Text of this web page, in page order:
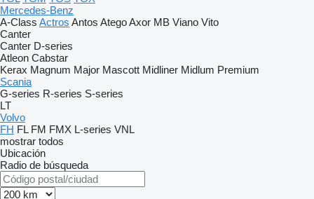
Mercedes-Benz
A-Class Actros Antos AtegoAxor MB Viano Vito
Canter
Canter D-series
Atleon Cabstar
Kerax Magnum Major Mascott Midliner Midlum Premium
Scania
G-series R-series S-series
LT
Volvo
FH FL FM FMX L-series VNL
mostrar todos
Ubicación
Radio de búsqueda